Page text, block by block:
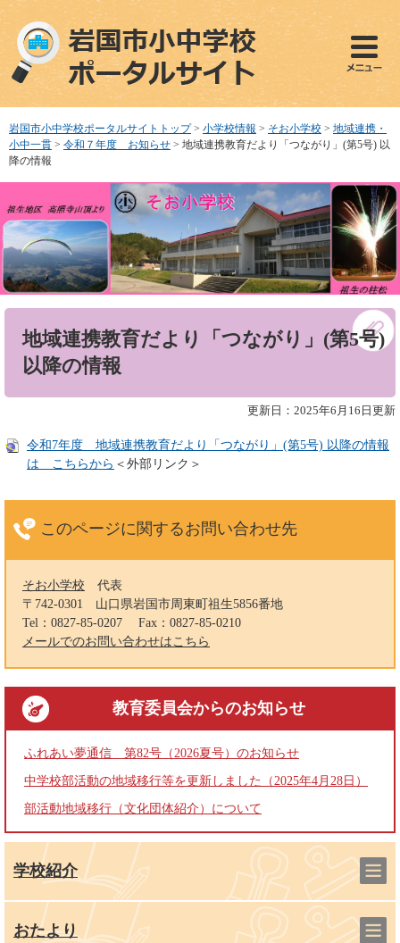
ペ
で
す
。
メ
ば
し
て
へ
岩国市小中学校ポータルサイトトップ > 小学校情報 > そお小学校 > 地域連携・
小中一貫 > 令和７年度 お知らせ > 地域連携教育だより「つながり」(第5号) 以
降の情報
地域連携教育だより「つながり」(第5号)
以降の情報
更新日：2025年6月16日更新
令和7年度 地域連携教育だより「つながり」(第5号) 以降の情報
は こちらから ＜外部リンク＞
このページに関するお問い合わせ先
そお小学校
代表
〒742-0301
山口県岩国市周東町祖生5856番地
Tel：0827-85-0207
Fax：0827-85-0210
メールでのお問い合わせはこちら
教育委員会からのお知らせ
ふれあい夢通信 第82号（2026夏号）のお知らせ
中学校部活動の地域移行等を更新しました（2025年4月28日）
部活動地域移行（文化団体紹介）について
学校紹介
おたより